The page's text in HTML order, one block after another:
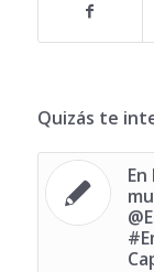
Quizás te